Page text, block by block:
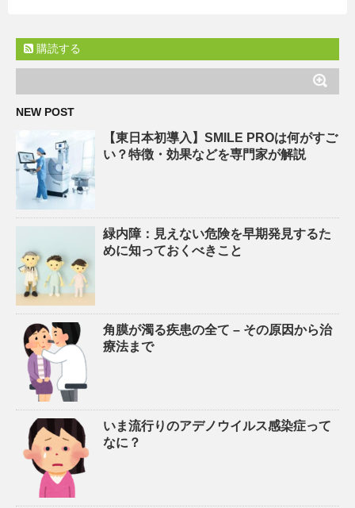
購読する
NEW POST
【東日本初導入】SMILE PROは何がすご
い？特徴・効果などを専門家が解説
緑内障：見えない危険を早期発見するた
めに知っておくべきこと
角膜が濁る疾患の全て – その原因から治
療法まで
いま流行りのアデノウイルス感染症って
なに？